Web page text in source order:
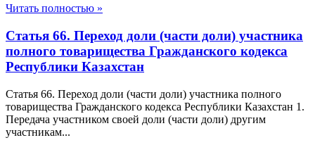
Читать полностью »
Статья 66. Переход доли (части доли) участника
полного товарищества Гражданского кодекса
Республики Казахстан
Статья 66. Переход доли (части доли) участника полного
товарищества Гражданского кодекса Республики Казахстан 1.
Передача участником своей доли (части доли) другим
участникам...